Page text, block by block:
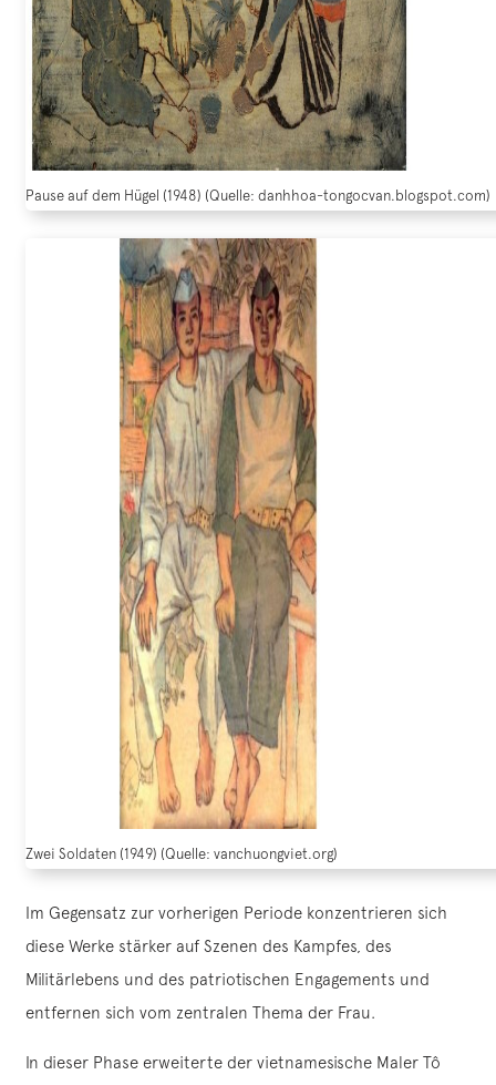
Pause auf dem Hügel (1948) (Quelle: danhhoa-tongocvan.blogspot.com)
Zwei Soldaten (1949) (Quelle: vanchuongviet.org)
Im Gegensatz zur vorherigen Periode konzentrieren sich
diese Werke stärker auf Szenen des Kampfes, des
Militärlebens und des patriotischen Engagements und
entfernen sich vom zentralen Thema der Frau.
In dieser Phase erweiterte der vietnamesische Maler Tô